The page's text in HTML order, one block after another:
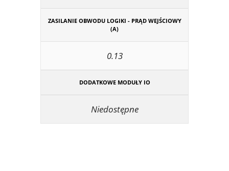
ZASILANIE OBWODU LOGIKI - PRĄD WEJŚCIOWY
(A)
0.13
DODATKOWE MODUŁY IO
Niedostępne